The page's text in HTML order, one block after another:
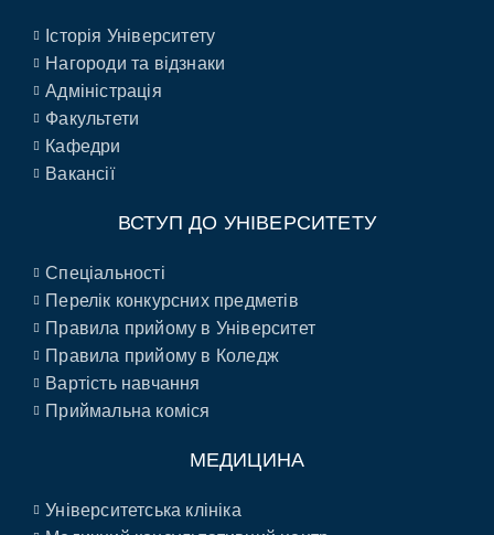
Історія Університету
Нагороди та відзнаки
Адміністрація
Факультети
Кафедри
Вакансії
ВСТУП ДО УНІВЕРСИТЕТУ
Спеціальності
Перелік конкурсних предметів
Правила прийому в Університет
Правила прийому в Коледж
Вартість навчання
Приймальна коміся
МЕДИЦИНА
Університетська клініка